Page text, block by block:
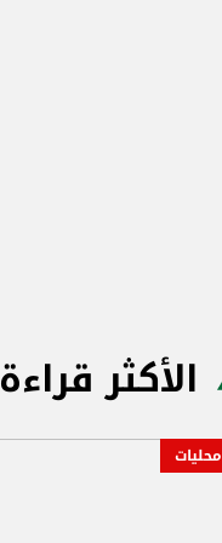
الأكثر قراءة
محليات